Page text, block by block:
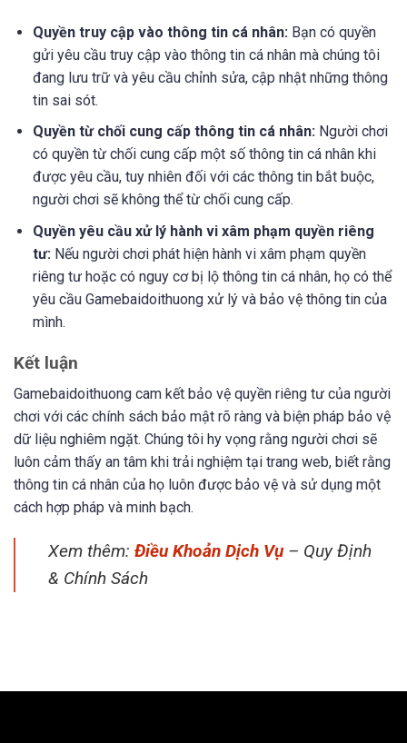
Quyền truy cập vào thông tin cá nhân: Bạn có quyền
gửi yêu cầu truy cập vào thông tin cá nhân mà chúng tôi
đang lưu trữ và yêu cầu chỉnh sửa, cập nhật những thông
tin sai sót.
Quyền từ chối cung cấp thông tin cá nhân:Người chơi
có quyền từ chối cung cấp một số thông tin cá nhân khi
được yêu cầu, tuy nhiên đối với các thông tin bắt buộc,
người chơi sẽ không thể từ chối cung cấp.
Quyền yêu cầu xử lý hành vi xâm phạm quyền riêng
tư:Nếu người chơi phát hiện hành vi xâm phạm quyền
riêng tư hoặc có nguy cơ bị lộ thông tin cá nhân, họ có thể
yêu cầu Gamebaidoithuong xử lý và bảo vệ thông tin của
mình.
Kết luận
Gamebaidoithuong cam kết bảo vệ quyền riêng tư của người
chơi với các chính sách bảo mật rõ ràng và biện pháp bảo vệ
dữ liệu nghiêm ngặt. Chúng tôi hy vọng rằng người chơi sẽ
luôn cảm thấy an tâm khi trải nghiệm tại trang web, biết rằng
thông tin cá nhân của họ luôn được bảo vệ và sử dụng một
cách hợp pháp và minh bạch.
Xem thêm: Điều Khoản Dịch Vụ– Quy Định
& Chính Sách